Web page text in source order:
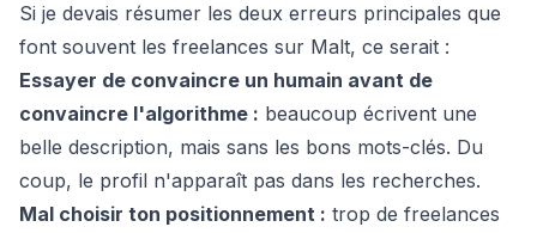
Si je devais résumer les deux erreurs principales que
font souvent les freelances sur Malt, ce serait :
Essayer de convaincre un humain avant de
convaincre l'algorithme : beaucoup écrivent une
belle description, mais sans les bons mots-clés. Du
coup, le profil n'apparaît pas dans les recherches.
Mal choisir ton positionnement : trop de freelances